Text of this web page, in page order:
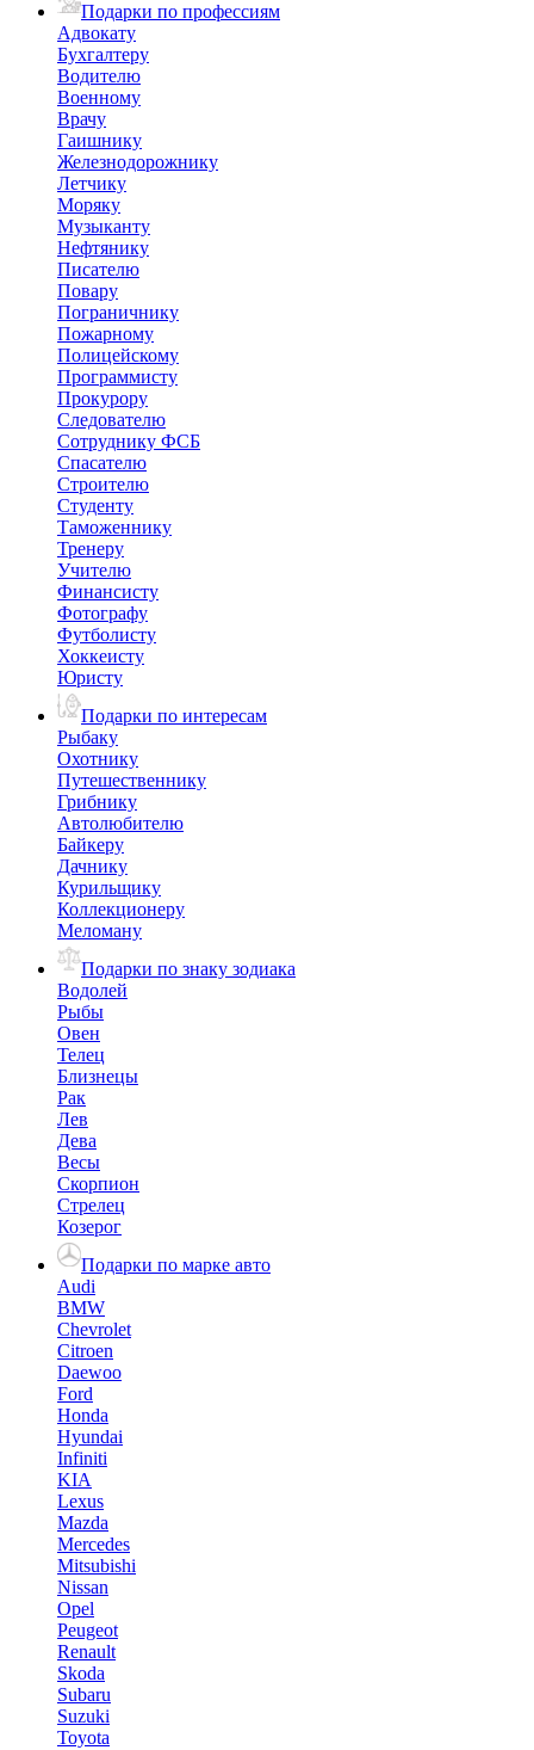
Подарки по профессиям
Адвокату
Бухгалтеру
Водителю
Военному
Врачу
Гаишнику
Железнодорожнику
Летчику
Моряку
Музыканту
Нефтянику
Писателю
Повару
Пограничнику
Пожарному
Полицейскому
Программисту
Прокурору
Следователю
Сотруднику ФСБ
Спасателю
Строителю
Студенту
Таможеннику
Тренеру
Учителю
Финансисту
Фотографу
Футболисту
Хоккеисту
Юристу
Подарки по интересам
Рыбаку
Охотнику
Путешественнику
Грибнику
Автолюбителю
Байкеру
Дачнику
Курильщику
Коллекционеру
Меломану
Подарки по знаку зодиака
Водолей
Рыбы
Овен
Телец
Близнецы
Рак
Лев
Дева
Весы
Скорпион
Стрелец
Козерог
Подарки по марке авто
Audi
BMW
Chevrolet
Citroen
Daewoo
Ford
Honda
Hyundai
Infiniti
KIA
Lexus
Mazda
Mercedes
Mitsubishi
Nissan
Opel
Peugeot
Renault
Skoda
Subaru
Suzuki
Toyota